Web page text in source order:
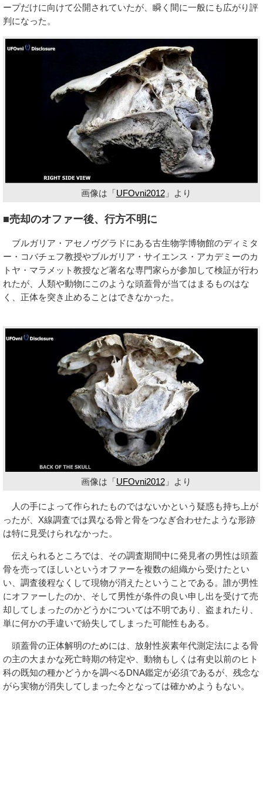
ープだけに向けて公開されていたが、瞬く間に一般にも広がり評
判になった。
画像は「UFOvni2012」より
■売却のオファー後、行方不明に
ブルガリア・アセノヴグラドにある古生物学博物館のディミタ
ー・コバチェフ教授やブルガリア・サイエンス・アカデミーのカ
トヤ・マラメット教授など著名な専門家らが参加して検証が行わ
れたが、人類や動物にこのような頭蓋骨が当てはまるものはな
く、正体を突き止めることはできなかった。
画像は「UFOvni2012」より
人の手によって作られたものではないかという疑惑も持ち上が
ったが、X線調査では異なる骨と骨をつなぎ合わせたような形跡
は特に見受けられなかった。
伝えられるところでは、その調査期間中に発見者の男性は頭蓋
骨を売ってほしいというオファーを複数の組織から受けたとい
い、調査後程なくして現物が消えたということである。誰が男性
にオファーしたのか、そして男性が条件の良い申し出を受けて売
却してしまったのかどうかについては不明であり、盗まれたり、
単に何かの手違いで紛失してしまった可能性もある。
頭蓋骨の正体解明のためには、放射性炭素年代測定法による骨
の主の大まかな死亡時期の特定や、動物もしくは有史以前のヒト
科の既知の種かどうかを調べるDNA鑑定が必須であるが、残念な
がら実物が消失してしまった今となっては確かめようもない。